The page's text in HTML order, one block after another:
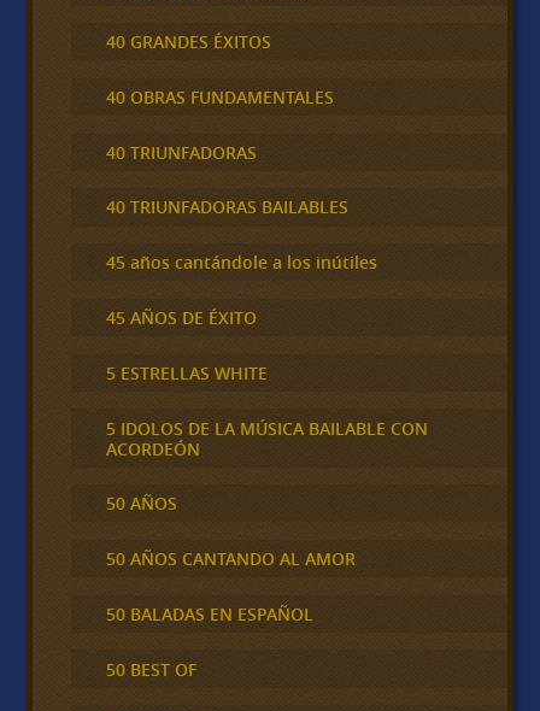
40 GRANDES ÉXITOS
40 OBRAS FUNDAMENTALES
40 TRIUNFADORAS
40 TRIUNFADORAS BAILABLES
45 años cantándole a los inútiles
45 AÑOS DE ÉXITO
5 ESTRELLAS WHITE
5 IDOLOS DE LA MÚSICA BAILABLE CON
ACORDEÓN
50 AÑOS
50 AÑOS CANTANDO AL AMOR
50 BALADAS EN ESPAÑOL
50 BEST OF